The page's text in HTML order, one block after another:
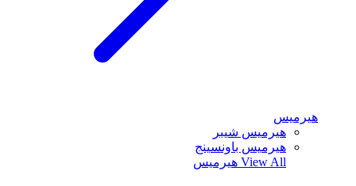
هيرميس
هيرميس شيبر
هيرميس باونسينج
View All هيرميس